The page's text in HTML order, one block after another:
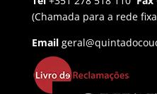
(Chamada para a rede
Email